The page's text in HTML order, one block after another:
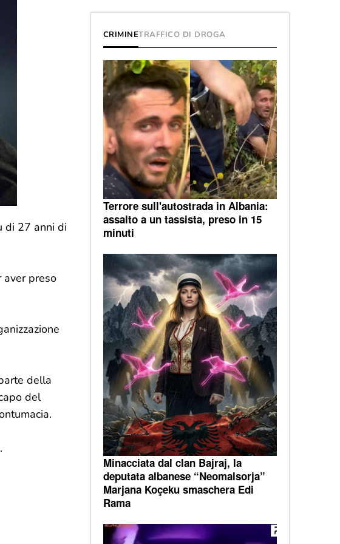
di 27 anni di
aver preso
della
del
CRIMINETRAFFICO DI DROGA
Terrore sull'autostrada in Albania:
assalto a un tassista, preso in 15
minuti
Minacciata dal clan Bajraj, la
deputata albanese “Neomalsorja”
Marjana Koçeku smaschera Edi
Rama